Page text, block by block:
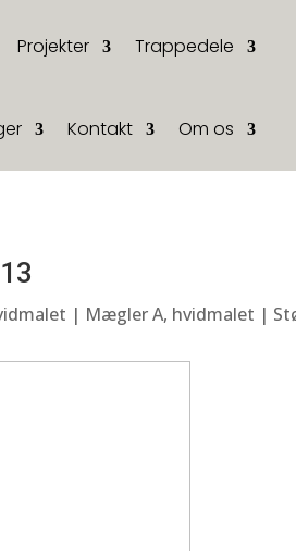
Projekter Trappedele
Kontakt Om os
| Mægler A, hvidmalet |